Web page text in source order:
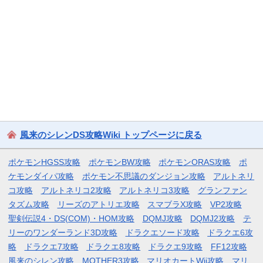
風来のシレンDS攻略Wiki トップページに戻る
ポケモンHGSS攻略 ポケモンBW攻略 ポケモンORAS攻略
ポ
ケモンダイパ攻略
ポケモン不思議のダンジョン攻略
アルトネリ
コ攻略
アルトネリコ2攻略 アルトネリコ3攻略
グランファン
タズム攻略
リーズのアトリエ攻略 スマブラX攻略
VP2攻略
聖剣伝説4・DS(COM)・HOM攻略
DQMJ攻略 DQMJ2攻略
テ
リーのワンダーランド3D攻略
ドラクエソード攻略
ドラクエ6攻
略
ドラクエ7攻略 ドラクエ8攻略 ドラクエ9攻略
FF12攻略
風来のシレン攻略
MOTHER3攻略 マリオカートWii攻略 マリ